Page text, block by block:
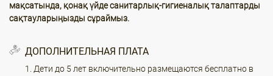
мақсатында, қонақ үйде санитарлық-гигиеналық талаптарды
сақтауларыңызды сұраймыз.
ДОПОЛНИТЕЛЬНАЯ ПЛАТА
Дети до 5 лет включительно размещаются бесплатно в